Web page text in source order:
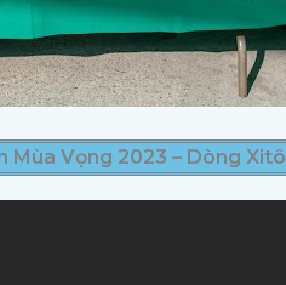
Mùa Vọng 2023 – Dòng Xitô